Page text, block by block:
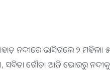
ନଦୀରେ ଭାସିଗଲେ ୨ ମହିଳା। ୫
ସବିତା ଗୌଡ଼। ଆଜି ଭୋରରୁ ନଦୀକୁ